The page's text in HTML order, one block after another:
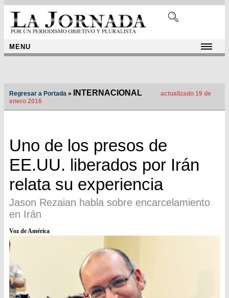
MENU
Regresar a Portada » INTERNACIONAL
actualizado 19 de
enero 2016
Uno de los presos de
EE.UU. liberados por Irán
relata su experiencia
Jason Rezaian habla sobre encarcelamiento
en Irán
Voz de América